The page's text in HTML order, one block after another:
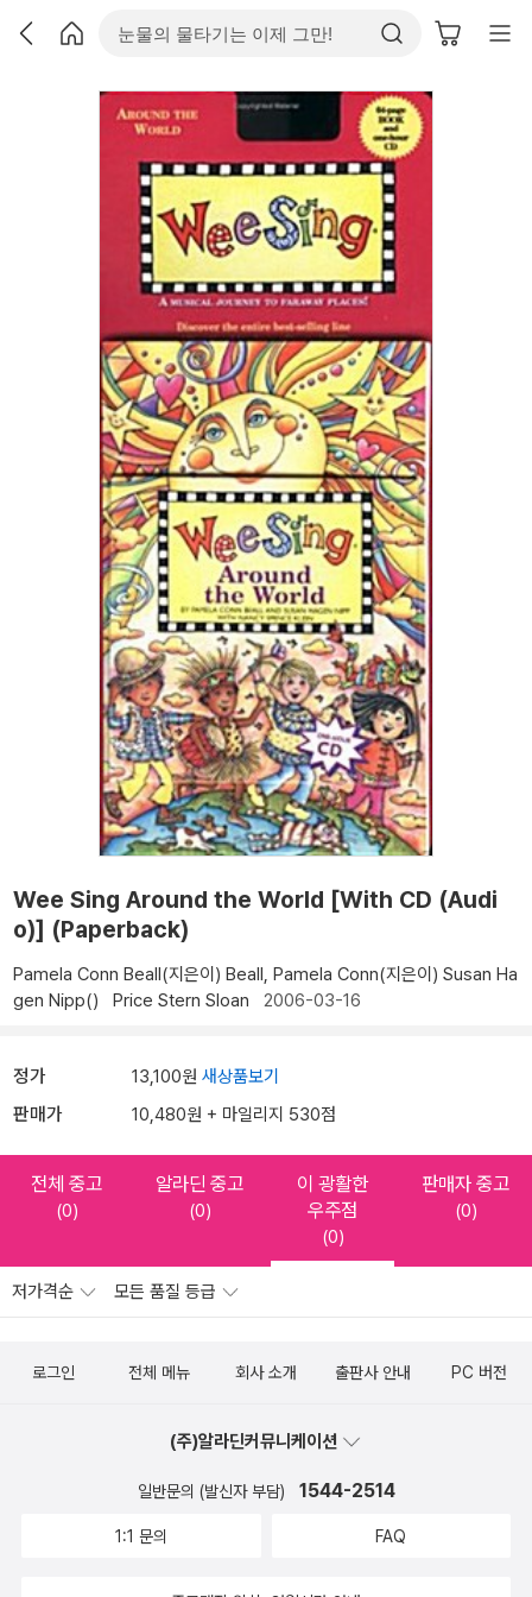
Wee Sing Around the World [With CD (Audi
o)] (Paperback)
Pamela Conn Beall(지은이) Beall, Pamela Conn(지은이) Susan Ha
gen Nipp()
Price Stern Sloan 2006-03-16
정가 13,100원 새상품보기
판매가 10,480원 + 마일리지 530점
전체 중고
(0)
알라딘 중고
(0)
이 광활한
우주점
(0)
판매자 중고
(0)
저가격순 모든 품질 등급
로그인 전체 메뉴 회사 소개 출판사 안내 PC 버전
(주)알라딘커뮤니케이션
일반문의 (발신자 부담) 1544-2514
1:1 문의 FAQ